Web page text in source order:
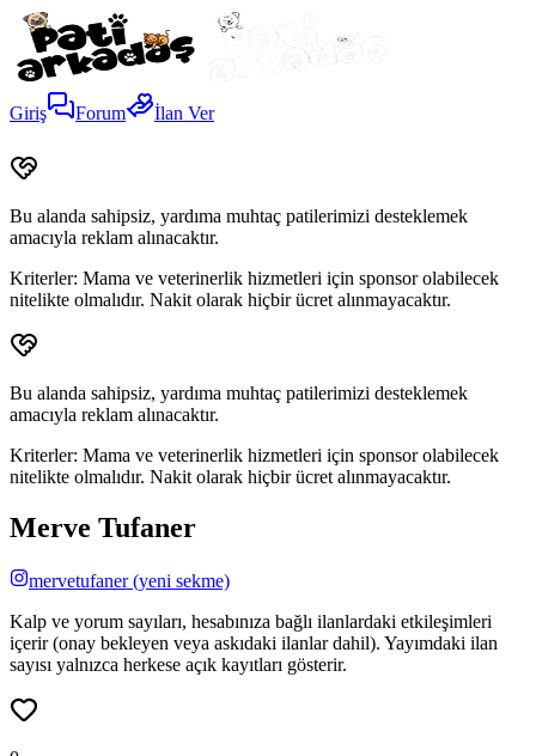
Giriş Forum İlan Ver
Bu alanda sahipsiz, yardıma muhtaç patilerimizi desteklemek
amacıyla reklam alınacaktır.
Kriterler: Mama ve veterinerlik hizmetleri için sponsor olabilecek
nitelikte olmalıdır. Nakit olarak hiçbir ücret alınmayacaktır.
Bu alanda sahipsiz, yardıma muhtaç patilerimizi desteklemek
amacıyla reklam alınacaktır.
Kriterler: Mama ve veterinerlik hizmetleri için sponsor olabilecek
nitelikte olmalıdır. Nakit olarak hiçbir ücret alınmayacaktır.
Merve Tufaner
mervetufaner(yeni sekme)
Kalp ve yorum sayıları, hesabınıza bağlı ilanlardaki etkileşimleri
içerir (onay bekleyen veya askıdaki ilanlar dahil). Yayımdaki ilan
sayısı yalnızca herkese açık kayıtları gösterir.